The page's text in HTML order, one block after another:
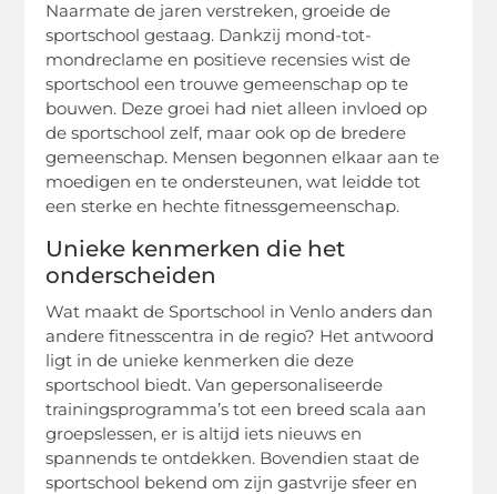
Naarmate de jaren verstreken, groeide de
sportschool gestaag. Dankzij mond-tot-
mondreclame en positieve recensies wist de
sportschool een trouwe gemeenschap op te
bouwen. Deze groei had niet alleen invloed op
de sportschool zelf, maar ook op de bredere
gemeenschap. Mensen begonnen elkaar aan te
moedigen en te ondersteunen, wat leidde tot
een sterke en hechte fitnessgemeenschap.
Unieke kenmerken die het
onderscheiden
Wat maakt de Sportschool in Venlo anders dan
andere fitnesscentra in de regio? Het antwoord
ligt in de unieke kenmerken die deze
sportschool biedt. Van gepersonaliseerde
trainingsprogramma’s tot een breed scala aan
groepslessen, er is altijd iets nieuws en
spannends te ontdekken. Bovendien staat de
sportschool bekend om zijn gastvrije sfeer en